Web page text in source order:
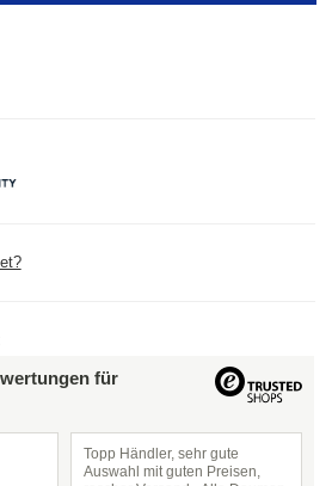
für
Topp Händler, sehr gute
Auswahl mit guten Preisen,